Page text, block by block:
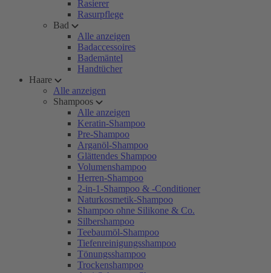
Rasierer
Rasurpflege
Bad
Alle anzeigen
Badaccessoires
Bademäntel
Handtücher
Haare
Alle anzeigen
Shampoos
Alle anzeigen
Keratin-Shampoo
Pre-Shampoo
Arganöl-Shampoo
Glättendes Shampoo
Volumenshampoo
Herren-Shampoo
2-in-1-Shampoo & -Conditioner
Naturkosmetik-Shampoo
Shampoo ohne Silikone & Co.
Silbershampoo
Teebaumöl-Shampoo
Tiefenreinigungsshampoo
Tönungsshampoo
Trockenshampoo